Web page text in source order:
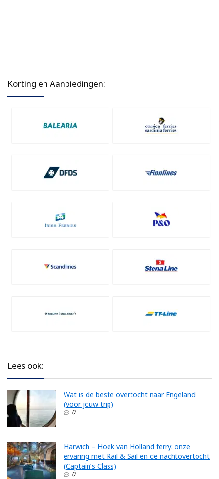
Korting en Aanbiedingen:
Lees ook:
Wat is de beste overtocht naar Engeland
(voor jouw trip)
0
Harwich – Hoek van Holland ferry: onze
ervaring met Rail & Sail en de nachtovertocht
(Captain’s Class)
0